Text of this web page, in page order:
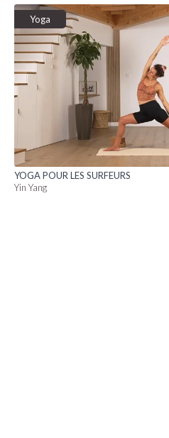
Yoga
YOGA POUR LES SURFEURS
Yin Yang